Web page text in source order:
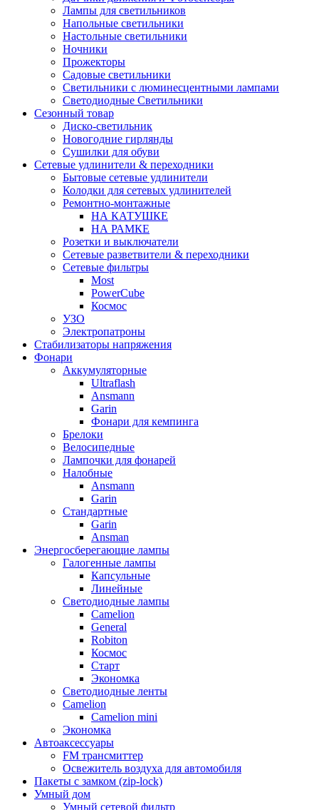
Лампы для светильников
Напольные светильники
Настольные светильники
Ночники
Прожекторы
Садовые светильники
Светильники с люминесцентными лампами
Светодиодные Светильники
Сезонный товар
Диско-светильник
Новогодние гирлянды
Сушилки для обуви
Сетевые удлинители & переходники
Бытовые сетевые удлинители
Колодки для сетевых удлинителей
Ремонтно-монтажные
НА КАТУШКЕ
НА РАМКЕ
Розетки и выключатели
Сетевые разветвители & переходники
Сетевые фильтры
Most
PowerCube
Космос
УЗО
Электропатроны
Стабилизаторы напряжения
Фонари
Аккумуляторные
Ultraflash
Ansmann
Garin
Фонари для кемпинга
Брелоки
Велосипедные
Лампочки для фонарей
Налобные
Ansmann
Garin
Стандартные
Garin
Ansman
Энергосберегающие лампы
Галогенные лампы
Капсульные
Линейные
Светодиодные лампы
Camelion
General
Robiton
Космос
Старт
Экономка
Светодиодные ленты
Camelion
Camelion mini
Экономка
Автоаксессуары
FM трансмиттер
Освежитель воздуха для автомобиля
Пакеты с замком (zip-lock)
Умный дом
Умный сетевой фильтр